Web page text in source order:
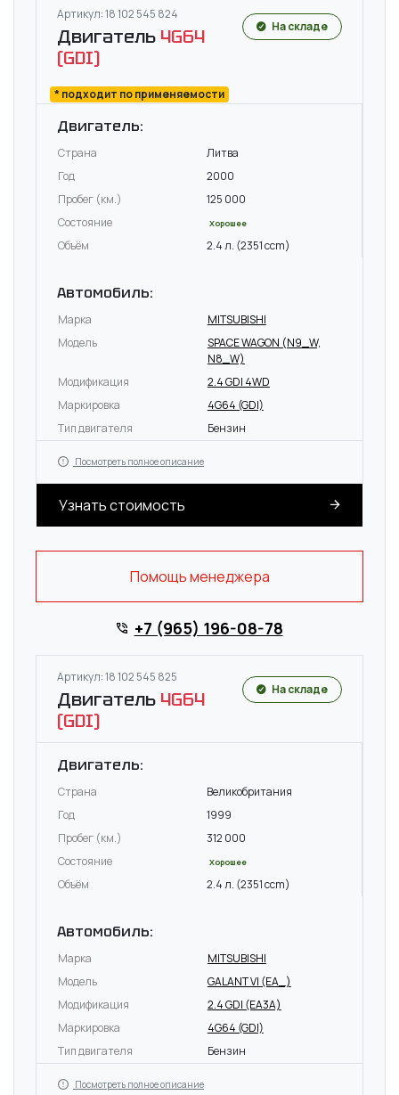
Артикул: 18 102 545 824
Двигатель 4G64
(GDI)
* подходит по применяемости
На складе
Двигатель:
Страна
Литва
Год
2000
Пробег (км.)
125 000
Состояние
Хорошее
Объём 2.4 л. (2351 ccm)
Автомобиль:
Марка
MITSUBISHI
Модель
SPACE WAGON (N9_W,
N8_W)
Модификация
2.4 GDI 4WD
Маркировка
4G64 (GDI)
Тип двигателя
Бензин
Посмотреть полное описание
Узнать стоимость
Помощь менеджера
+7 (965) 196-08-78
Артикул: 18 102 545 825
Двигатель 4G64
(GDI)
На складе
Двигатель:
Страна
Великобритания
Год
1999
Пробег (км.)
312 000
Состояние
Хорошее
Объём 2.4 л. (2351 ccm)
Автомобиль:
Марка
MITSUBISHI
Модель
GALANT VI (EA_)
Модификация
2.4 GDI (EA3A)
Маркировка
4G64 (GDI)
Тип двигателя
Бензин
Посмотреть полное описание